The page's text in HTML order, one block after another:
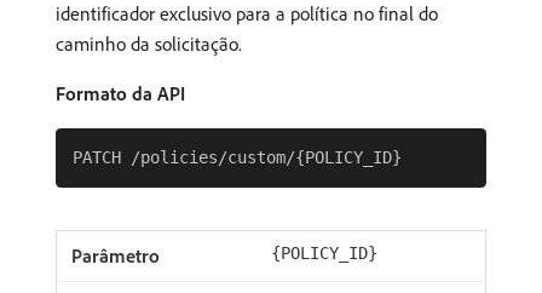
identificador exclusivo para a política no final do
caminho da solicitação.
Formato da API
{POLICY_ID}